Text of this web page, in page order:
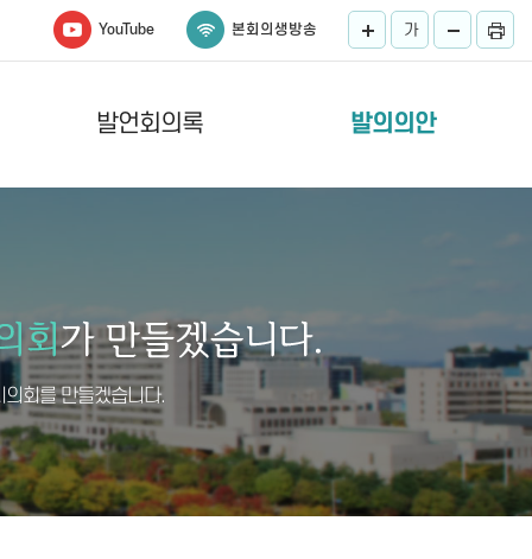
YouTube 본회의생방송 가
발언회의록 발의의안
회를 만들겠습니다.